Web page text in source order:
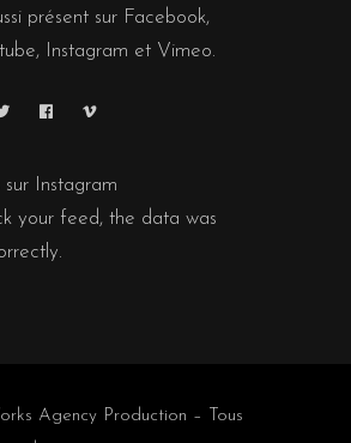
présent sur Facebook,
Instagram et Vimeo.
sur Instagram
your feed, the data was
Agency Production – Tous